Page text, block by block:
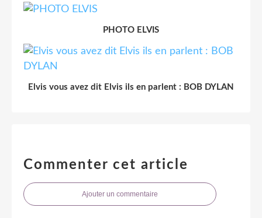
PHOTO ELVIS
Elvis vous avez dit Elvis ils en parlent : BOB DYLAN
Commenter cet article
Ajouter un commentaire